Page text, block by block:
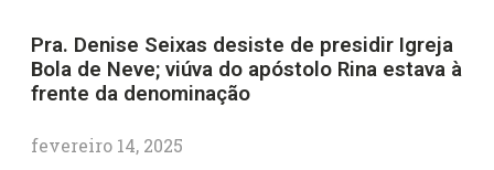
Pra. Denise Seixas desiste de presidir Igreja
Bola de Neve; viúva do apóstolo Rina estava à
frente da denominação
fevereiro 14, 2025